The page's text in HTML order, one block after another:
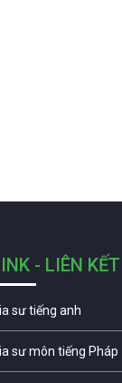
- LIÊN KẾT
sư tiếng anh
sư môn tiếng Pháp